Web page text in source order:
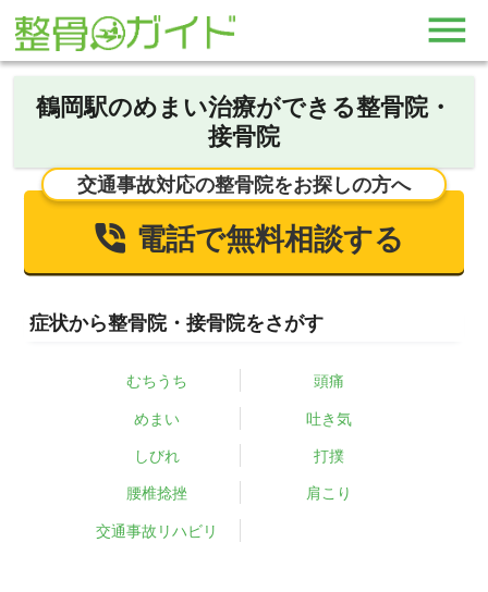
鶴岡駅のめまい治療ができる整骨院・
接骨院
交通事故対応の整骨院をお探しの方へ
電話で無料相談する
症状から整骨院・接骨院をさがす
むちうち 頭痛
めまい 吐き気
しびれ 打撲
腰椎捻挫 肩こり
交通事故リハビリ